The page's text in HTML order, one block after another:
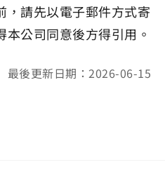
，請先以電子郵件方式寄
公司同意後方得引用。
最後更新日期：2026-06-15